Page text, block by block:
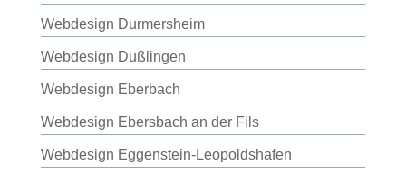
Webdesign Durmersheim
Webdesign Dußlingen
Webdesign Eberbach
Webdesign Ebersbach an der Fils
Webdesign Eggenstein-Leopoldshafen